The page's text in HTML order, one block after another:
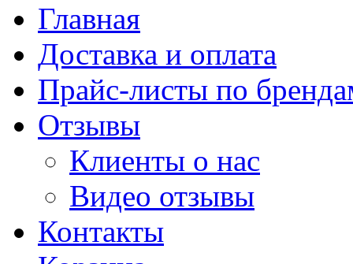
Главная
Доставка и оплата
Прайс-листы по
Отзывы
Клиенты о нас
Видео отзывы
Контакты